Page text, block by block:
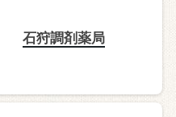
石狩調剤薬局